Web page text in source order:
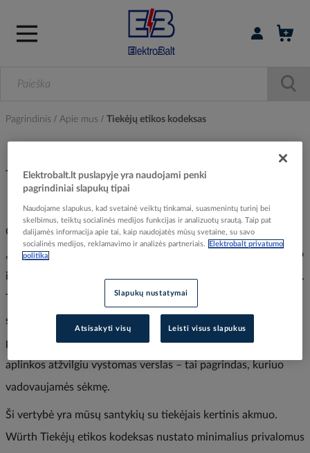
Prisijungti /
Pagrindinis Apie mus Tiekėjų etikos kodeksas
TIEKĖJŲ ETIKOS KODEKSAS
Galiojančių įstatymų laikymąsi „Würth“ grupė (toliau –
„Würth“) laiko savaime suprantamu dalyku. Tarpusavio elgesio
ir elgesio su mūsų verslo partneriais vertybės yra itin svarbios.
Taigi, abipusis pasitikėjimas, nuspėjamumas, sąžiningumas ir
skaidrumas įmonės viduje ir išorėje yra pagrindiniai elgesio
principai, giliai įsišakniję „Würth“. Harmoningai žmogaus ir
aplinkos atžvilgiu vystomas verslas – tai pagrindas, kuriuo
vadovaujamės sėkmę.
Ši vertybė yra mūsų santykių su tiekėjais kertinis akmuo.
Würth Tiekėjų etikos kodeksas nustato minimalius privalomus
Elektrobalt.lt puslapyje yra naudojami penki
pagrindiniai slapukų tipai
Naudojame slapukus, kad svetainė veiktų tinkamai, suasmenintų turinį bei
skelbimus, teiktų socialinės medijos funkcijas ir analizuotų srautą. Taip pat
dalijamės informacija apie tai, kaip naudojatės mūsų svetaine, su savo
socialinės medijos, reklamavimo ir analizės partneriais.
Elektrobalt privatumo
politika
Slapukų nustatymai
Atsisakyti visų Leisti visus slapukus